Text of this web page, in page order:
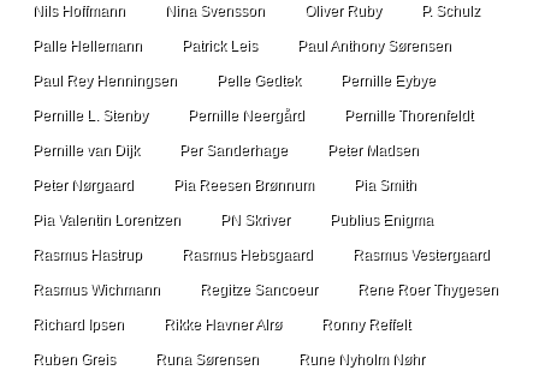
Nils Hoffmann Nina Svensson Oliver Ruby P. Schulz
Palle Hellemann Patrick Leis Paul Anthony Sørensen
Paul Rey Henningsen Pelle Gedtek Pernille Eybye
Pernille L. Stenby Pernille Neergård Pernille Thorenfeldt
Pernille van Dijk Per Sanderhage Peter Madsen
Peter Nørgaard Pia Reesen Brønnum Pia Smith
Pia Valentin Lorentzen PN Skriver Publius Enigma
Rasmus Hastrup Rasmus Hebsgaard Rasmus Vestergaard
Rasmus Wichmann Regitze Sancoeur Rene Roer Thygesen
Richard Ipsen Rikke Havner Alrø Ronny Reffelt
Ruben Greis Runa Sørensen Rune Nyholm Nøhr